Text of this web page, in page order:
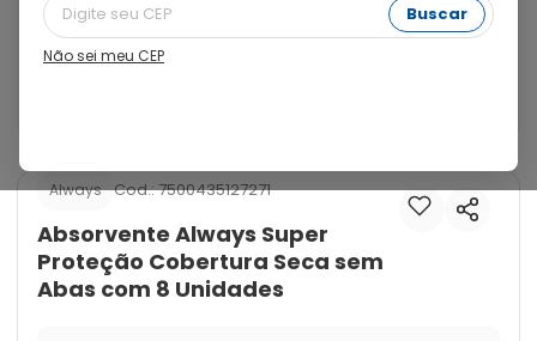
Buscar
Não sei meu CEP
Barreiras antivazamentos, formato anatômico:
adapta-se ao seu corpo.Sinta-se protegida com
Always Super Proteção Seca sem abas com barreiras
Always Cod.:7500435127271
Absorvente Always Super
Proteção Cobertura Seca sem
Abas com 8 Unidades